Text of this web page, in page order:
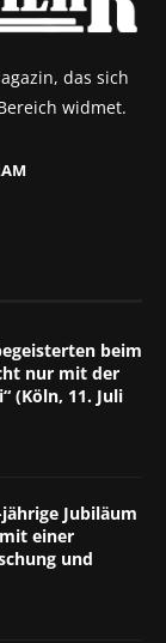
das sich
widmet.
beim
nur mit der
(Köln, 11. Juli
Jubiläum
einer
und